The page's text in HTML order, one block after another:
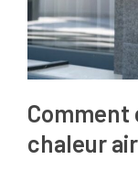
Comment
chaleur